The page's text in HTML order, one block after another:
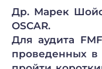
Др. Марек
OSCAR.
Для аудита
проведенных в